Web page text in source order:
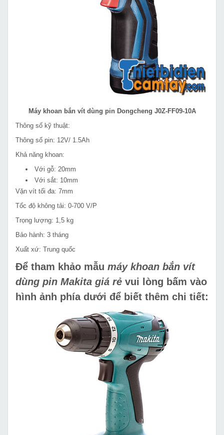
Máy khoan bắn vít dùng pin Dongcheng J0Z-FF09-10A
Thông số kỹ thuật:
Thông số pin: 12V/ 1.5Ah
Khả năng khoan:
Với gỗ: 20mm
Với sắt: 10mm
Vặn vít tối đa: 7mm
Tốc độ không tải: 0-700 V/P
Trọng lượng: 1,5 kg
Bảo hành: 3 tháng
Xuất xứ: Trung quốc
Để tham khảo mẫu máy khoan bắn vít
dùng pin Makita giá rẻ vui lòng bấm vào
hình ảnh phía dưới để biết thêm chi tiết: